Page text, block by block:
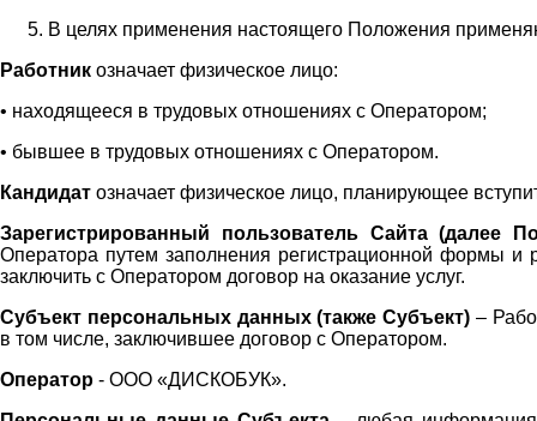
В целях применения настоящего Положения
Работник означает физическое лицо:
• находящееся в трудовых отношениях с Оператором;
• бывшее в трудовых отношениях с Оператором.
Кандидат означает физическое лицо, планирующее
Зарегистрированный пользователь Сайта (далее
Оператора путем заполнения регистрационной формы и
заключить с Оператором договор на оказание услуг.
Субъект персональных данных (также Субъект) –
в том числе, заключившее договор с Оператором.
Оператор - ООО «ДИСКОБУК».